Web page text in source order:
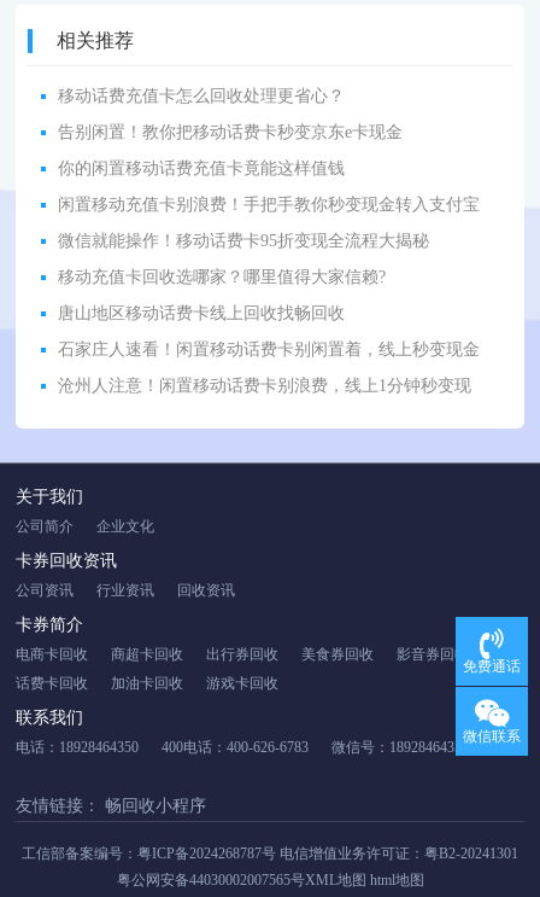
相关推荐
移动话费充值卡怎么回收处理更省心？
告别闲置！教你把移动话费卡秒变京东e卡现金
你的闲置移动话费充值卡竟能这样值钱
闲置移动充值卡别浪费！手把手教你秒变现金转入支付宝
微信就能操作！移动话费卡95折变现全流程大揭秘
移动充值卡回收选哪家？哪里值得大家信赖?
唐山地区移动话费卡线上回收找畅回收
石家庄人速看！闲置移动话费卡别闲置着，线上秒变现金
沧州人注意！闲置移动话费卡别浪费，线上1分钟秒变现
关于我们
公司简介 企业文化
卡券回收资讯
公司资讯 行业资讯 回收资讯
卡券简介
电商卡回收 商超卡回收 出行券回收 美食券回收
影音券回收
话费卡回收
加油卡回收 游戏卡回收
联系我们
电话：18928464350 400电话：400-626-6783 微信号：18928464350
友情链接：畅回收小程序
工信部备案编号： 粤ICP备2024268787号 电信增值业务许可证：粤B2-20241301
粤公网安备44030002007565号XML地图 html地图
免费通话
微信联系